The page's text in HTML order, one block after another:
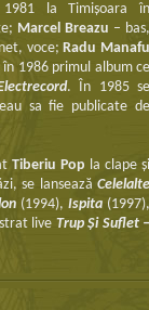
la Timişoara
Marcel Breazu –
voce;Radu
1986 primul album ce
. În 1985 se
sa fie publicate de
Tiberiu Pop la clape şi
se lansează Celelalte
(1994), Ispita (1997),
live Trup Și Suflet